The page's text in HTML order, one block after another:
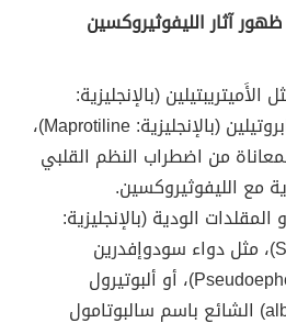
آثار الليفوثيروكسين
(بالإنجليزية:
Amitriptyline)، ومابروتيلين (بالإنجليزية: Maprotiline)،
من اضطراب النظم القلبي
مع الليفوثيروكسين.
المقلدات الودية (بالإنجليزية:
Sympathomimetics)، مثل دواء سودوإفدرين
(بالإنجليزية: Pseudoephedrine)، أو ألبوتيرول
(بالإنجليزية: albuterol) الشائع باسم سالبوتامول